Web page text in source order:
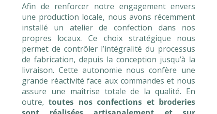
Afin de renforcer notre engagement envers
une production locale, nous avons récemment
installé un atelier de confection dans nos
propres locaux. Ce choix stratégique nous
permet de contrôler l’intégralité du processus
de fabrication, depuis la conception jusqu’à la
livraison. Cette autonomie nous confère une
grande réactivité face aux commandes et nous
assure une maîtrise totale de la qualité. En
outre,toutes nos confections et broderies